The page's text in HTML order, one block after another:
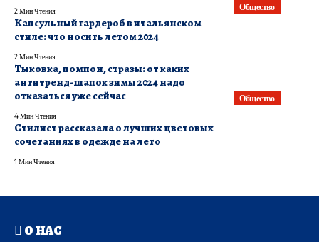
Общество
2 Мин Чтения
Капсульный гардероб в итальянском
стиле: что носить летом 2024
2 Мин Чтения
Общество
Тыковка, помпон, стразы: от каких
антитренд-шапок зимы 2024 надо
отказаться уже сейчас
4 Мин Чтения
Стилист рассказала о лучших цветовых
сочетаниях в одежде на лето
1 Мин Чтения
О НАС